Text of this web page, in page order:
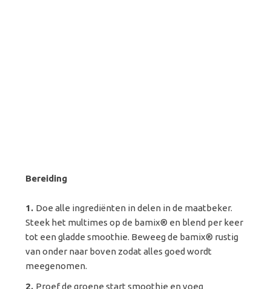
Bereiding
Doe alle ingrediënten in delen in de maatbeker.
Steek het multimes op de bamix® en blend per keer
tot een gladde smoothie. Beweeg de bamix® rustig
van onder naar boven zodat alles goed wordt
meegenomen.
Proef de groene start smoothie en voeg